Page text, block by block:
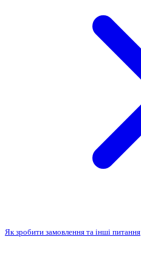
Як зробити замовлення та інші питання